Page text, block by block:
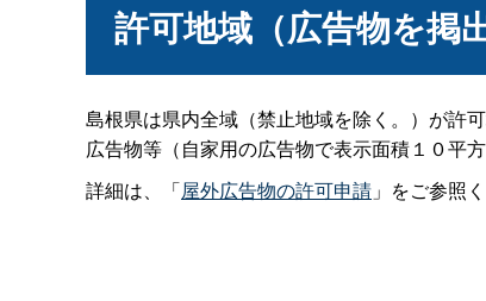
許可地域（広告物を掲
島根県は県内全域（禁止地域を除く。）が許
広告物等（自家用の広告物で表示面積１０平
詳細は、「屋外広告物の許可申請 」をご参照